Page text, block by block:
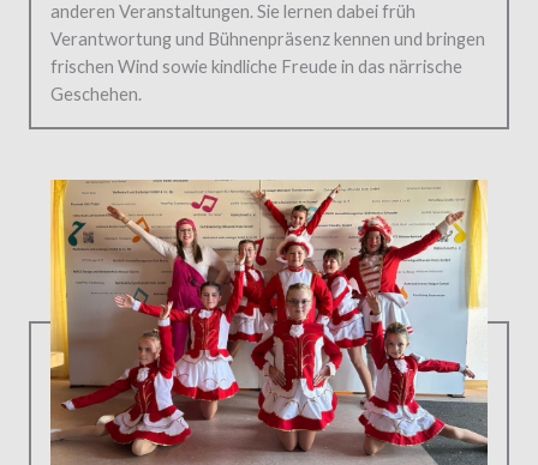
anderen Veranstaltungen. Sie lernen dabei früh
Verantwortung und Bühnenpräsenz kennen und bringen
frischen Wind sowie kindliche Freude in das närrische
Geschehen.